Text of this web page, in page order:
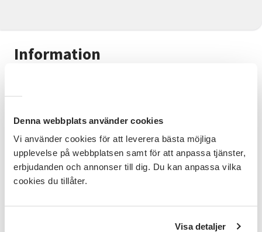
Denna webbplats använder cookies
Vi använder cookies för att leverera bästa möjliga
upplevelse på webbplatsen samt för att anpassa tjänster,
erbjudanden och annonser till dig. Du kan anpassa vilka
cookies du tillåter.
Visa detaljer
Information
innebär att du tillsammans med andra dansar för att
Målgrupp
Du som älskar att dansa, kravlöst, lättsamt och i
lagom tempo!
Kursinnehåll
olika dansstilar som linedance, latinska rytmer och